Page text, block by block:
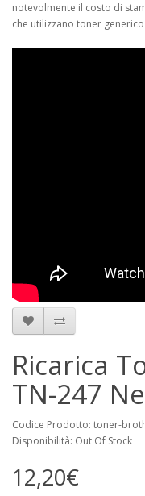
notevolmente il costo di
che utilizzano toner
Ricarica
TN-247
Codice Prodotto: toner-
Disponibilità: Out Of Stock
12,20€